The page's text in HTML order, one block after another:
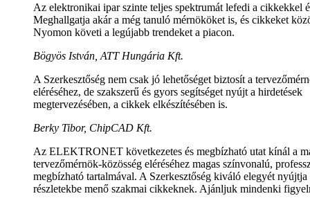
Az elektronikai ipar szinte teljes spektrumát lefedi a cikkekkel
Meghallgatja akár a még tanuló mérnököket is, és cikkeket
Nyomon követi a legújabb trendeket a piacon.
Bögyös István, ATT Hungária Kft.
A Szerkesztőség nem csak jó lehetőséget biztosít a
eléréséhez, de szakszerű és gyors segítséget nyújt a hirdetések
megtervezésében, a cikkek elkészítésében is.
Berky Tibor, ChipCAD Kft.
Az ELEKTRONET következetes és megbízható utat kínál a
tervezőmérnök-közösség eléréséhez magas színvonalú,
megbízható tartalmával. A Szerkesztőség kiváló elegyét nyújtja
részletekbe menő szakmai cikkeknek. Ajánljuk mindenki